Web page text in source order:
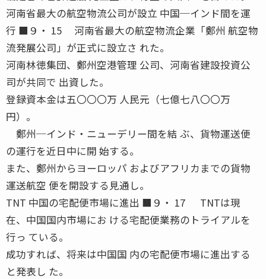
河南省最大の航空物流公司が設立 中国─インド間を運
行 ■９・ 15 河南省最大の航空物流企業「鄭州 航空物
流発展公司」が正式に設立さ れた。
河南林徳集団、鄭州空港管理 公司、河南省建設投資公
司が共同で 出資した。
登録資本金は五〇〇〇万 人民元（七億七八〇〇万
円）。
鄭州─インド・ニューデリー間を結 ぶ、貨物運送便
の運行を近日中に開 始する。
また、鄭州からヨーロッパ およびアフリカまでの貨物
運送航空 便を開設する見通し。
TNT 中国の宅配便市場に進出 ■９・ 17 TNTは現
在、中国国内市場にお ける宅配便業務のトライアルを
行っ ている。
成功すれば、将来は中国国 内の宅配便市場に進出する
と発表し た。